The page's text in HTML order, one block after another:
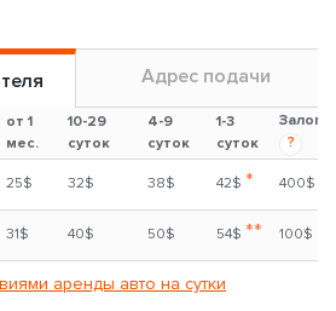
Адрес подачи
от 1
мес.
10-29
суток
4-9
суток
1-3
суток
Залог
?
25$ 32$ 38$ 42$ * 400$
31$ 40$ 50$ 54$ ** 100$
аренды авто на сутки